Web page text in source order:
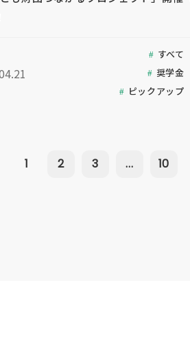
すべて
奨学金
ピックアップ
1 2 3 ... 10